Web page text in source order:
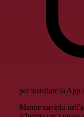
per installare la App
Mentre navighi